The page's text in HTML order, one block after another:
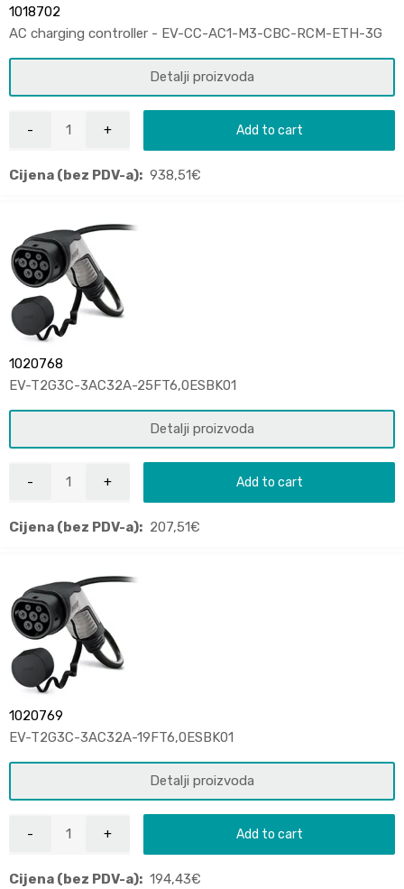
1018702
AC charging controller - EV-CC-AC1-M3-CBC-RCM-ETH-3G
Detalji proizvoda
Add to cart
Cijena (bez PDV-a): 938,51€
1020768
EV-T2G3C-3AC32A-25FT6,0ESBK01
Detalji proizvoda
Add to cart
Cijena (bez PDV-a): 207,51€
1020769
EV-T2G3C-3AC32A-19FT6,0ESBK01
Detalji proizvoda
Add to cart
Cijena (bez PDV-a): 194,43€